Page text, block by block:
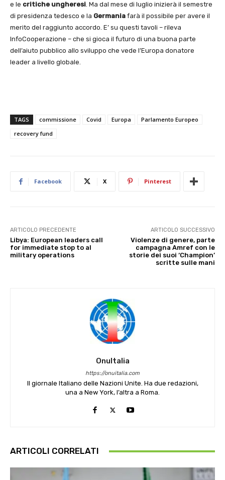
e le critiche ungheresi. Ma dal mese di luglio inizierà il semestre
di presidenza tedesco e la Germania farà il possibile per avere il
merito del raggiunto accordo. E’ su questi tavoli – rileva
InfoCooperazione – che si gioca il futuro di una buona parte
dell’aiuto pubblico allo sviluppo che vede l’Europa donatore
leader a livello globale.
TAGS commissione Covid Europa
Parlamento Europeo
recovery fund
Facebook X Pinterest
ARTICOLO PRECEDENTE
Libya: European leaders call
for immediate stop to al
military operations
ARTICOLO SUCCESSIVO
Violenze di genere, parte
campagna Amref con le
storie dei suoi ‘Champion’
scritte sulle mani
OnuItalia
https://onuitalia.com
Il giornale Italiano delle Nazioni Unite. Ha due redazioni,
una a New York, l’altra a Roma.
ARTICOLI CORRELATI